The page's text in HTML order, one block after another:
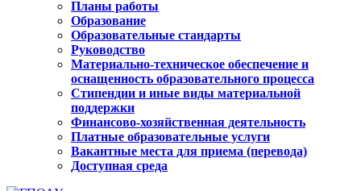
Планы работы
Образование
Образовательные стандарты
Руководство
Материально-техническое обеспечение и
оснащенность образовательного процесса
Стипендии и иные виды материальной
поддержки
Финансово-хозяйственная деятельность
Платные образовательные услуги
Вакантные места для приема (перевода)
Доступная среда